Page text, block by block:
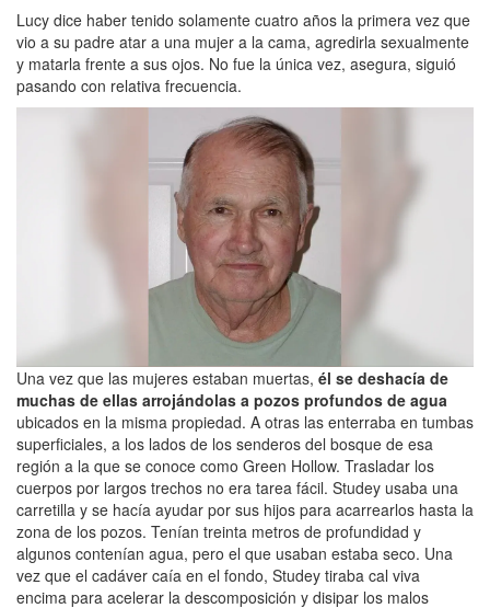
Lucy dice haber tenido solamente cuatro años la primera vez que
vio a su padre atar a una mujer a la cama, agredirla sexualmente
y matarla frente a sus ojos. No fue la única vez, asegura, siguió
pasando con relativa frecuencia.
Una vez que las mujeres estaban muertas, él se deshacía de
muchas de ellas arrojándolas a pozos profundos de agua
ubicados en la misma propiedad. A otras las enterraba en tumbas
superficiales, a los lados de los senderos del bosque de esa
región a la que se conoce como Green Hollow. Trasladar los
cuerpos por largos trechos no era tarea fácil. Studey usaba una
carretilla y se hacía ayudar por sus hijos para acarrearlos hasta la
zona de los pozos. Tenían treinta metros de profundidad y
algunos contenían agua, pero el que usaban estaba seco. Una
vez que el cadáver caía en el fondo, Studey tiraba cal viva
encima para acelerar la descomposición y disipar los malos